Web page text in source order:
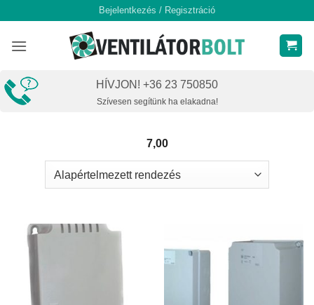
content
Bejelentkezés / Regisztráció
HÍVJON! +36 23 750850
Szívesen segítünk ha elakadna!
7,00